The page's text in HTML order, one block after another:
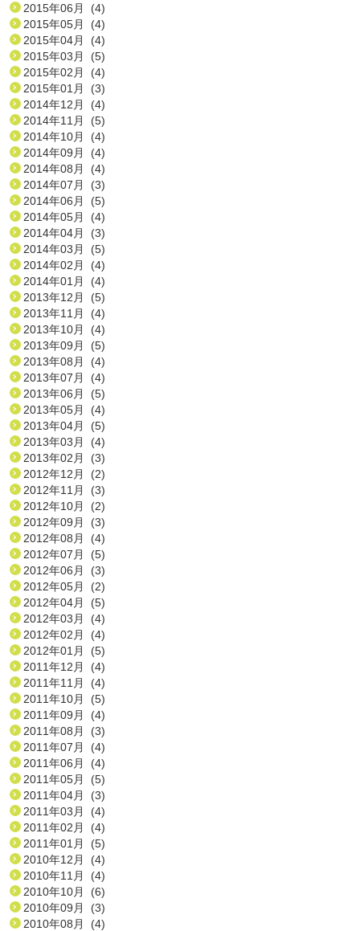
2015年06月 (4)
2015年05月 (4)
2015年04月 (4)
2015年03月 (5)
2015年02月 (4)
2015年01月 (3)
2014年12月 (4)
2014年11月 (5)
2014年10月 (4)
2014年09月 (4)
2014年08月 (4)
2014年07月 (3)
2014年06月 (5)
2014年05月 (4)
2014年04月 (3)
2014年03月 (5)
2014年02月 (4)
2014年01月 (4)
2013年12月 (5)
2013年11月 (4)
2013年10月 (4)
2013年09月 (5)
2013年08月 (4)
2013年07月 (4)
2013年06月 (5)
2013年05月 (4)
2013年04月 (5)
2013年03月 (4)
2013年02月 (3)
2012年12月 (2)
2012年11月 (3)
2012年10月 (2)
2012年09月 (3)
2012年08月 (4)
2012年07月 (5)
2012年06月 (3)
2012年05月 (2)
2012年04月 (5)
2012年03月 (4)
2012年02月 (4)
2012年01月 (5)
2011年12月 (4)
2011年11月 (4)
2011年10月 (5)
2011年09月 (4)
2011年08月 (3)
2011年07月 (4)
2011年06月 (4)
2011年05月 (5)
2011年04月 (3)
2011年03月 (4)
2011年02月 (4)
2011年01月 (5)
2010年12月 (4)
2010年11月 (4)
2010年10月 (6)
2010年09月 (3)
2010年08月 (4)